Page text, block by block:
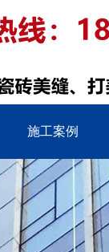
施工案例